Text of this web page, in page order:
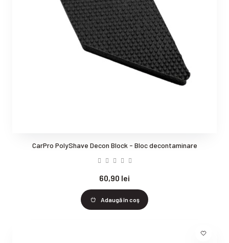
CarPro PolyShave Decon Block - Bloc decontaminare
60,90 lei
Adaugă în coş